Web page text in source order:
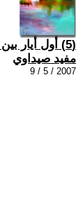
(5) أول أيار بين العطلة الأختيارية وواجب التثقيف بقيم أول أيار في مدارسنا العربية
مفيد صيداوي
2007 / 5 / 9